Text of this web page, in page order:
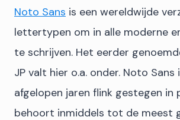
Noto Sans is een wereldwijde
lettertypen om in alle moderne
te schrijven. Het eerder
JP valt hier o.a. onder. Noto Sans
afgelopen jaren flink gestegen in
behoort inmiddels tot de meest